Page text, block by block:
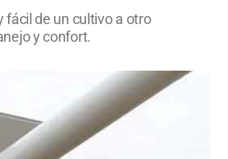
fácil de un cultivo a otro
y confort.